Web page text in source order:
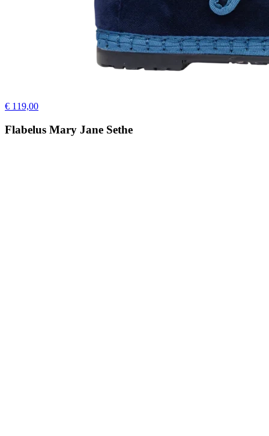
€ 119,00
Flabelus Mary Jane Sethe